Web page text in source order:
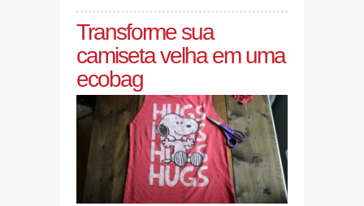
Transforme sua
camiseta velha em uma
ecobag